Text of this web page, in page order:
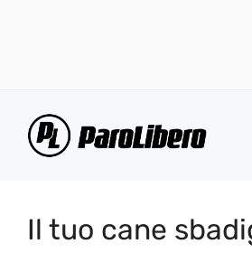
Il tuo cane